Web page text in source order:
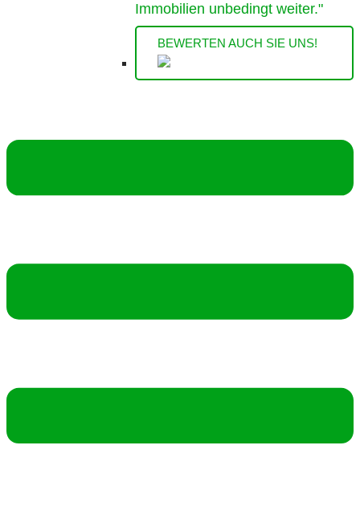
Immobilien unbedingt weiter."
BEWERTEN AUCH SIE UNS!